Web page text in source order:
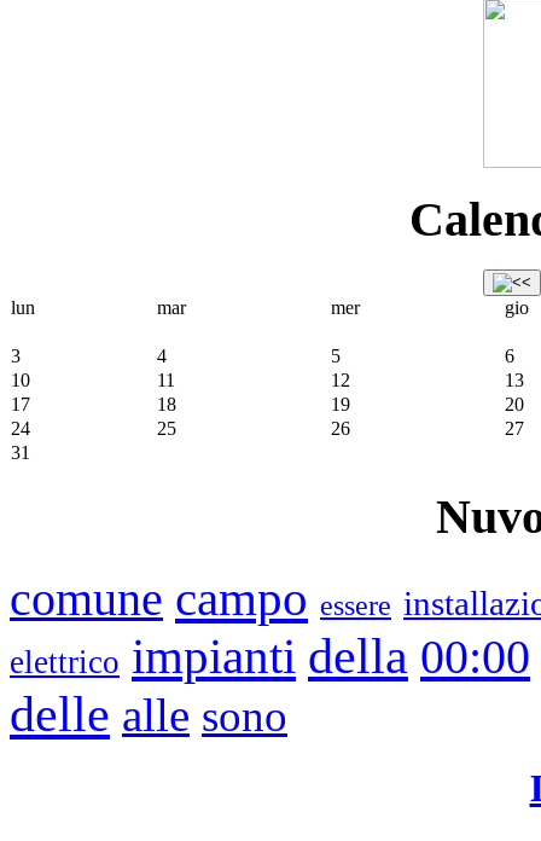
lun
mar mer gio
3 4 5
6
10
11 12
13
17
18 19
20
24
25 26
27
31
comune campo essere
elettrico impianti della 00:00
delle alle sono